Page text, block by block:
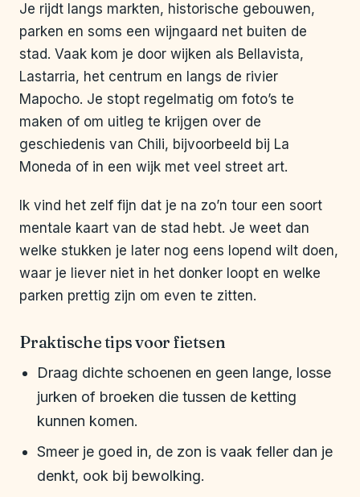
Je rijdt langs markten, historische gebouwen,
parken en soms een wijngaard net buiten de
stad. Vaak kom je door wijken als Bellavista,
Lastarria, het centrum en langs de rivier
Mapocho. Je stopt regelmatig om foto’s te
maken of om uitleg te krijgen over de
geschiedenis van Chili, bijvoorbeeld bij La
Moneda of in een wijk met veel street art.
Ik vind het zelf fijn dat je na zo’n tour een soort
mentale kaart van de stad hebt. Je weet dan
welke stukken je later nog eens lopend wilt doen,
waar je liever niet in het donker loopt en welke
parken prettig zijn om even te zitten.
Praktische tips voor fietsen
Draag dichte schoenen en geen lange, losse
jurken of broeken die tussen de ketting
kunnen komen.
Smeer je goed in, de zon is vaak feller dan je
denkt, ook bij bewolking.